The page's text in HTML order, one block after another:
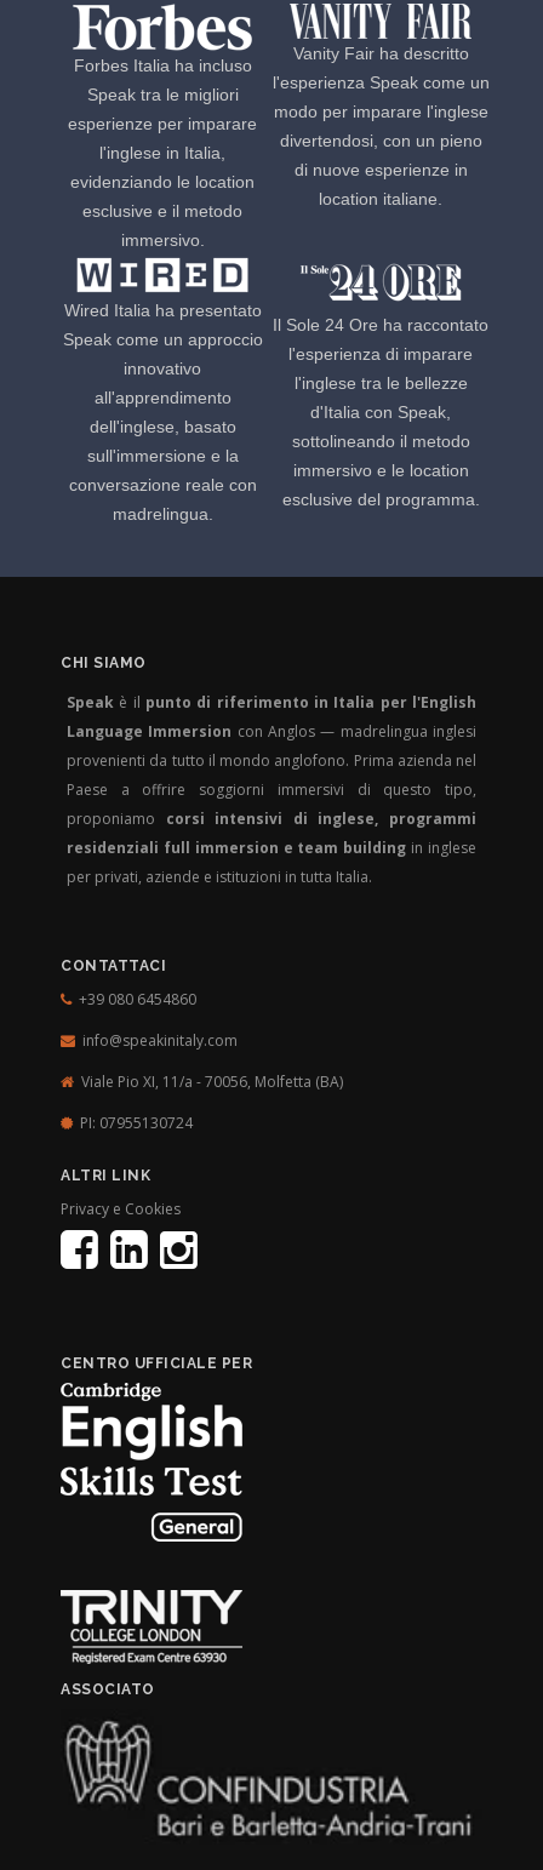
Forbes Italia ha incluso
Speak tra le migliori
esperienze per imparare
l'inglese in Italia,
evidenziando le location
esclusive e il metodo
immersivo.
Vanity Fair ha descritto
l'esperienza Speak come un
modo per imparare l'inglese
divertendosi, con un pieno
di nuove esperienze in
location italiane.
Wired Italia ha presentato
Speak come un approccio
innovativo
all'apprendimento
dell'inglese, basato
sull'immersione e la
conversazione reale con
madrelingua.
Il Sole 24 Ore ha raccontato
l'esperienza di imparare
l'inglese tra le bellezze
d'Italia con Speak,
sottolineando il metodo
immersivo e le location
esclusive del programma.
CHI SIAMO
Speak è il punto di riferimento in Italia per l'English
Language Immersion con Anglos — madrelingua inglesi
provenienti da tutto il mondo anglofono. Prima azienda nel
Paese a offrire soggiorni immersivi di questo tipo,
proponiamo corsi intensivi di inglese, programmi
residenziali full immersion e team building in inglese
per privati, aziende e istituzioni in tutta Italia.
CONTATTACI
+39 080 6454860
info@speakinitaly.com
Viale Pio XI, 11/a - 70056, Molfetta (BA)
PI: 07955130724
ALTRI LINK
Privacy e Cookies
CENTRO UFFICIALE PER
ASSOCIATO